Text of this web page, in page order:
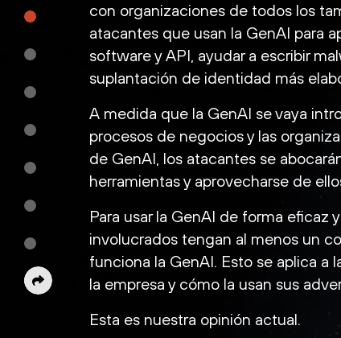
con organizaciones de todos los
atacantes que usan la GenAI para
software y API, ayudar a escribir
suplantación de identidad más
A medida que la GenAI se vaya
procesos de negocios y las
de GenAI, los atacantes se
herramientas y aprovecharse de
Para usar la GenAI de forma eficaz
involucrados tengan al menos un
funciona la GenAI. Esto se aplica a
la empresa y cómo la usan sus
Esta es nuestra opinión actual.